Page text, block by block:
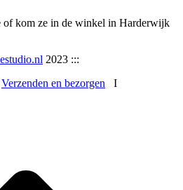
of kom ze in de winkel in Harderwijk
2023 :::
Verzenden en bezorgen I